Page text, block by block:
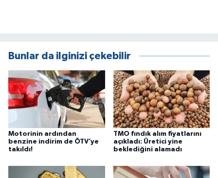
Bunlar da ilginizi çekebilir
Motorinin ardından
benzine indirim de ÖTV’ye
takıldı!
TMO fındık alım fiyatlarını
açıkladı: Üretici yine
beklediğini alamadı